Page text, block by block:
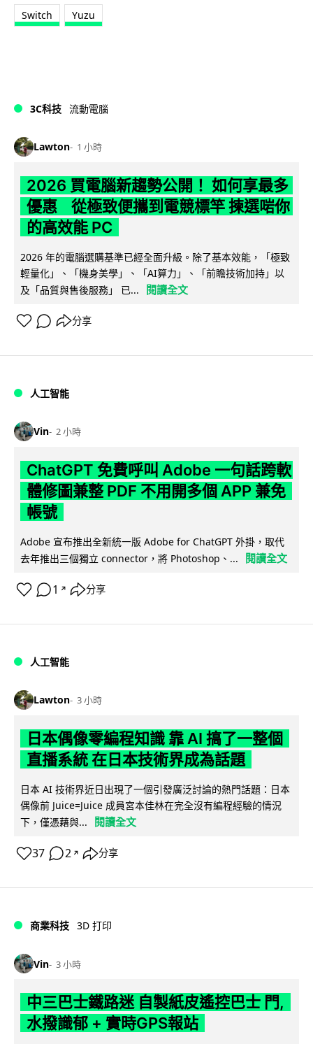
Switch Yuzu
3C科技 流動電腦
Lawton 1 小時
2026 買電腦新趨勢公開！ 如何享最多
優惠 從極致便攜到電競標竿 揀選啱你
的高效能 PC
2026 年的電腦選購基準已經全面升級。除了基本效能，「極致
輕量化」、「機身美學」、「AI算力」、「前瞻技術加持」以
及「品質與售後服務」 已...
閱讀全文
分享
人工智能
Vin 2 小時
ChatGPT 免費呼叫 Adobe 一句話跨軟
體修圖兼整 PDF 不用開多個 APP 兼免
帳號
Adobe 宣布推出全新統一版 Adobe for ChatGPT 外掛，取代
去年推出三個獨立 connector，將 Photoshop、...
閱讀全文
1 ↗ 分享
人工智能
Lawton 3 小時
日本偶像零編程知識 靠 AI 搞了一整個
直播系統 在日本技術界成為話題
日本 AI 技術界近日出現了一個引發廣泛討論的熱門話題：日本
偶像前 Juice=Juice 成員宮本佳林在完全沒有編程經驗的情況
下，僅憑藉與...
閱讀全文
37 2 ↗ 分享
商業科技 3D 打印
Vin 3 小時
中三巴士鐵路迷 自製紙皮遙控巴士 門,
水撥識郁 + 實時GPS報站